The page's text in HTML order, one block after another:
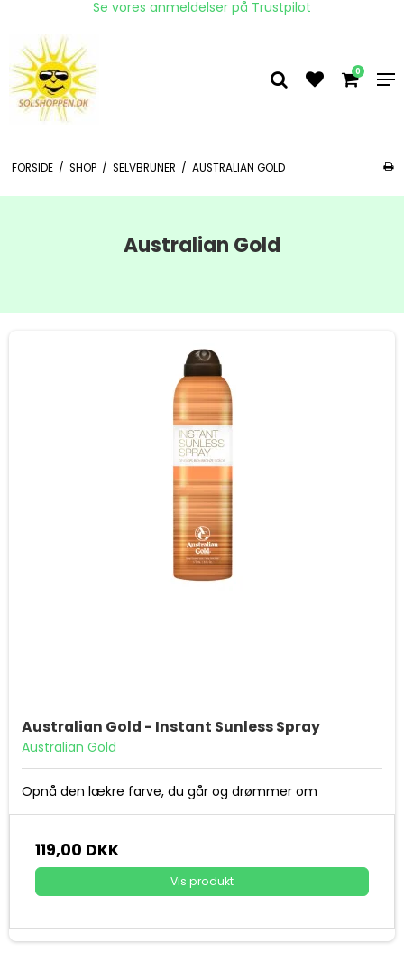
Se vores anmeldelser på Trustpilot
0
FORSIDE / SHOP / SELVBRUNER / AUSTRALIAN GOLD
Australian Gold
Australian Gold - Instant Sunless Spray
Australian Gold
Opnå den lækre farve, du går og drømmer om
119,00 DKK
Vis produkt